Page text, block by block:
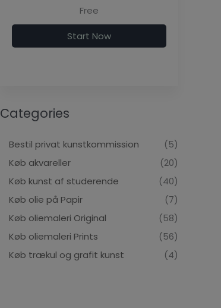
Free
Start Now
Categories
Bestil privat kunstkommission
(5)
Køb akvareller
(20)
Køb kunst af studerende
(40)
Køb olie på Papir
(7)
Køb oliemaleri Original
(58)
Køb oliemaleri Prints
(56)
Køb trækul og grafit kunst
(4)